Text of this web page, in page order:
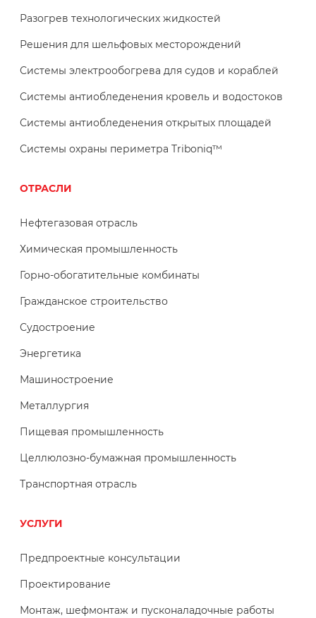
Разогрев технологических жидкостей
Решения для шельфовых месторождений
Системы электрообогрева для судов и кораблей
Системы антиобледенения кровель и водостоков
Системы антиобледенения открытых площадей
Системы охраны периметра Triboniq™
ОТРАСЛИ
Нефтегазовая отрасль
Химическая промышленность
Горно-обогатительные комбинаты
Гражданское строительство
Судостроение
Энергетика
Машиностроение
Металлургия
Пищевая промышленность
Целлюлозно-бумажная промышленность
Транспортная отрасль
УСЛУГИ
Предпроектные консультации
Проектирование
Монтаж, шефмонтаж и пусконаладочные работы